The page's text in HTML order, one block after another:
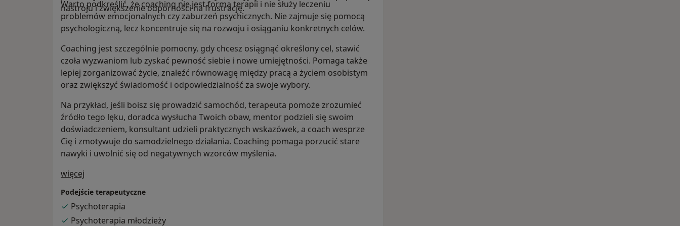
nastroju i zwiększenie odporności na frustrację.
Warto podkreślić, że coaching nie jest formą terapii i nie służy leczeniu
problemów emocjonalnych czy zaburzeń psychicznych. Nie zajmuje się pomocą
psychologiczną, lecz koncentruje się na rozwoju i osiąganiu konkretnych celów.
Coaching jest szczególnie pomocny, gdy chcesz osiągnąć określony cel, stawić
czoła wyzwaniom lub zyskać pewność siebie i nowe umiejętności. Pomaga także
lepiej zorganizować życie, znaleźć równowagę między pracą a życiem osobistym
oraz zwiększyć świadomość i odpowiedzialność za swoje wybory.
Na przykład, jeśli boisz się prowadzić samochód, terapeuta pomoże zrozumieć
źródło tego lęku, doradca wysłucha Twoich obaw, mentor podzieli się swoim
doświadczeniem, konsultant udzieli praktycznych wskazówek, a coach wesprze
Cię i zmotywuje do samodzielnego działania. Coaching pomaga porzucić stare
nawyki i uwolnić się od negatywnych wzorców myślenia.
więcej
Podejście terapeutyczne
Psychoterapia
Psychoterapia młodzieży